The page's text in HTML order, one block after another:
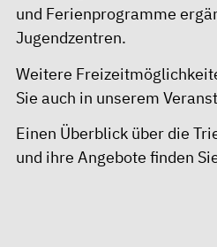
und Ferienprogramme
Jugendzentren.
Weitere
Sie auch in unserem
Einen Überblick über die
und ihre Angebote finden